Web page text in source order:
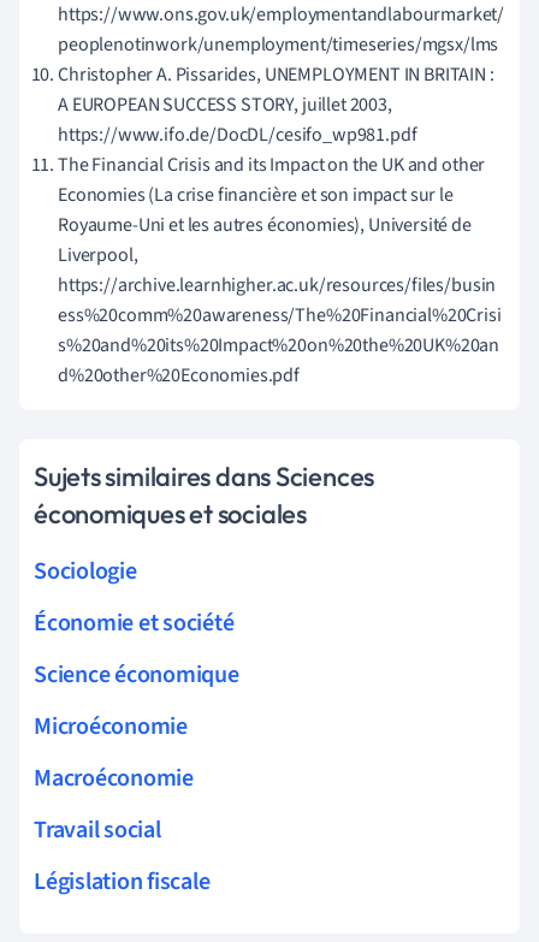
https://www.ons.gov.uk/employmentandlabourmarket/
peoplenotinwork/unemployment/timeseries/mgsx/lms
Christopher A. Pissarides, UNEMPLOYMENT IN BRITAIN :
A EUROPEAN SUCCESS STORY, juillet 2003,
https://www.ifo.de/DocDL/cesifo_wp981.pdf
The Financial Crisis and its Impact on the UK and other
Economies (La crise financière et son impact sur le
Royaume-Uni et les autres économies), Université de
Liverpool,
https://archive.learnhigher.ac.uk/resources/files/busin
ess%20comm%20awareness/The%20Financial%20Crisi
s%20and%20its%20Impact%20on%20the%20UK%20an
d%20other%20Economies.pdf
Sujets similaires dans Sciences
économiques et sociales
Sociologie
Économie et société
Science économique
Microéconomie
Macroéconomie
Travail social
Législation fiscale